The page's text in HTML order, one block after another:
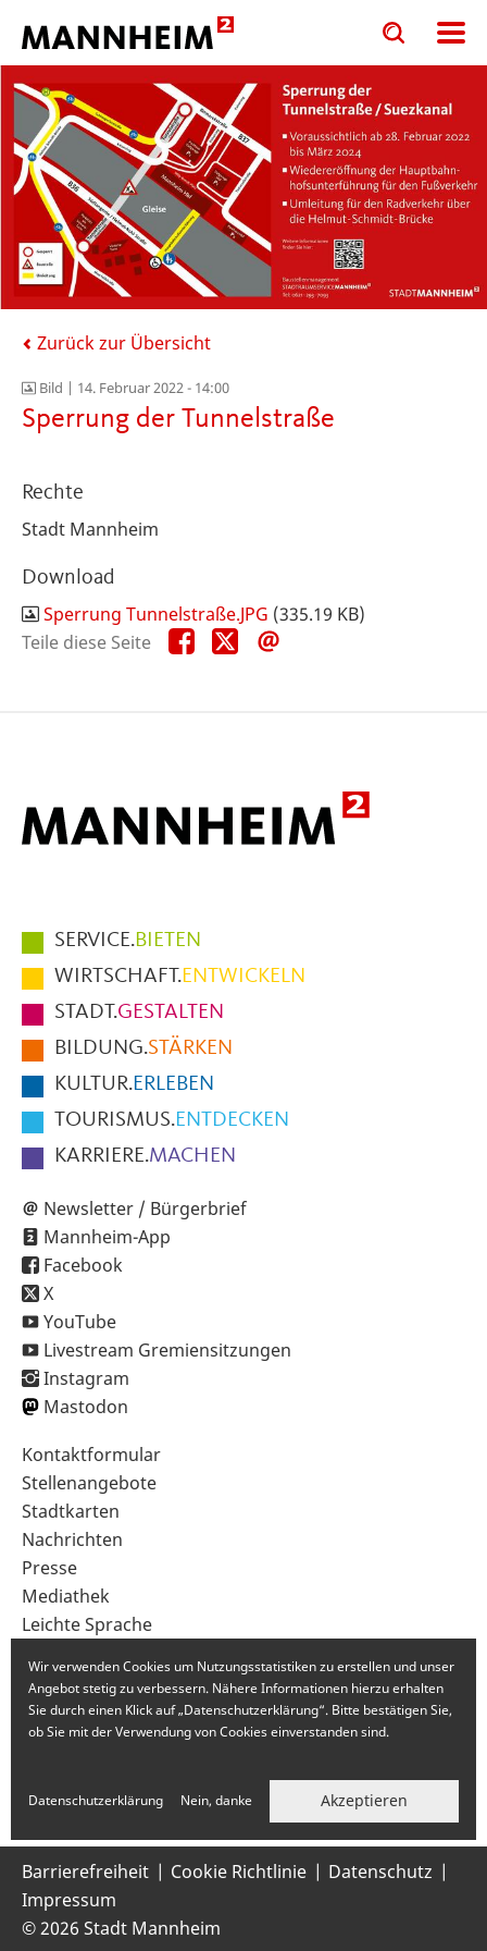
Toggle
search
input
Toggle
search
input
Zurück zur Übersicht
Bild | 14. Februar 2022 - 14:00
Sperrung der Tunnelstraße
Rechte
Stadt Mannheim
Download
Sperrung Tunnelstraße.JPG (335.19 KB)
Teile diese Seite
Teile
diese
Teile
diese
Hauptmenüpunkte
im
Fußbereich
der
Seite
SERVICE.BIETEN
WIRTSCHAFT.ENTWICKELN
STADT.GESTALTEN
BILDUNG.STÄRKEN
KULTUR.ERLEBEN
TOURISMUS.ENTDECKEN
KARRIERE.MACHEN
Newsletter / Bürgerbrief
Mannheim-App
Facebook
X
YouTube
Livestream Gremiensitzungen
Instagram
Mastodon
Sekundärnavigation
im
Fußbereich
Kontaktformular
Stellenangebote
Stadtkarten
Nachrichten
Presse
Mediathek
Leichte Sprache
Barrierefreiheit Cookie Richtlinie
Datenschutz
Impressum
© 2026 Stadt Mannheim
Wir verwenden Cookies um Nutzungsstatistiken zu erstellen und unser
Angebot stetig zu verbessern. Nähere Informationen hierzu erhalten
Sie durch einen Klick auf „Datenschutzerklärung“. Bitte bestätigen Sie,
ob Sie mit der Verwendung von Cookies einverstanden sind.
Datenschutzerklärung Nein, danke Akzeptieren